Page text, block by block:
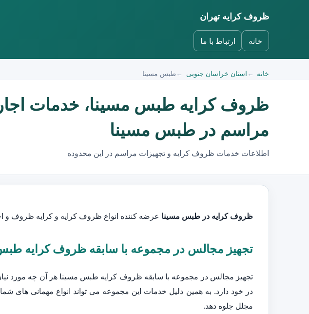
ظروف کرایه تهران
خانه ارتباط با ما
خانه استان خراسان جنوبی طبس مسینا
ظروف کرایه طبس مسینا، خدمات
مراسم در طبس مسینا
اطلاعات خدمات ظروف کرایه و تجهیزات مراسم در این محدوده
ظروف کرایه در طبس مسینا عرضه کننده انواع ظروف کرایه و کرایه ظروف و اجاره صندلی با بیش از ۴۰ سال
تجهیز مجالس در مجموعه با سابقه ظروف کرایه
تجهیز مجالس در مجموعه با سابقه ظروف کرایه طبس مسینا هر آن چه مورد
در خود دارد. به همین دلیل خدمات این مجموعه می تواند انواع مهمانی های
مجلل جلوه دهد.